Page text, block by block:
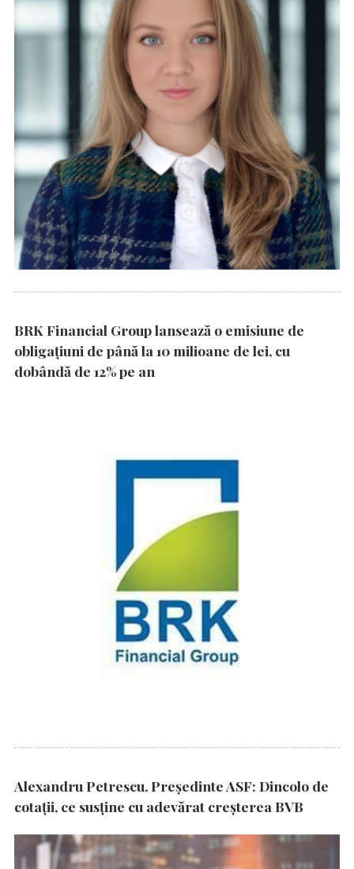
BRK Financial Group lansează o emisiune de
obligațiuni de până la 10 milioane de lei, cu
dobândă de 12% pe an
Alexandru Petrescu, Președinte ASF: Dincolo de
cotații, ce susține cu adevărat creșterea BVB